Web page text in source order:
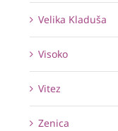
Velika Kladuša
Visoko
Vitez
Zenica